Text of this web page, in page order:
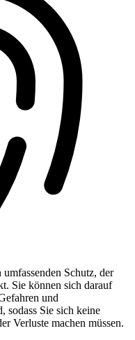
Schutz, der
Sie können sich darauf
und
sodass Sie sich keine
Verluste machen müssen.